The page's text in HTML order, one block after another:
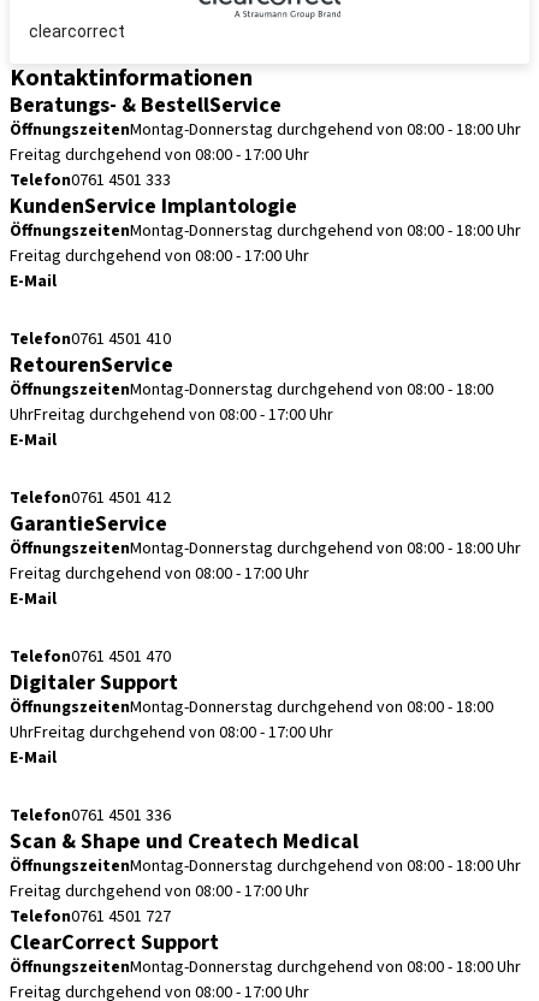
clearcorrect
Kontaktinformationen
Beratungs- & BestellService
ÖffnungszeitenMontag-Donnerstag durchgehend von 08:00 - 18:00 Uhr
Freitag durchgehend von 08:00 - 17:00 Uhr
Telefon0761 4501 333
KundenService Implantologie
ÖffnungszeitenMontag-Donnerstag durchgehend von 08:00 - 18:00 Uhr
Freitag durchgehend von 08:00 - 17:00 Uhr
E-Mail
Telefon0761 4501 410
RetourenService
ÖffnungszeitenMontag-Donnerstag durchgehend von 08:00 - 18:00
UhrFreitag durchgehend von 08:00 - 17:00 Uhr
E-Mail
Telefon0761 4501 412
GarantieService
ÖffnungszeitenMontag-Donnerstag durchgehend von 08:00 - 18:00 Uhr
Freitag durchgehend von 08:00 - 17:00 Uhr
E-Mail
Telefon0761 4501 470
Digitaler Support
ÖffnungszeitenMontag-Donnerstag durchgehend von 08:00 - 18:00
UhrFreitag durchgehend von 08:00 - 17:00 Uhr
E-Mail
Telefon0761 4501 336
Scan & Shape und Createch Medical
ÖffnungszeitenMontag-Donnerstag durchgehend von 08:00 - 18:00 Uhr
Freitag durchgehend von 08:00 - 17:00 Uhr
Telefon0761 4501 727
ClearCorrect Support
ÖffnungszeitenMontag-Donnerstag durchgehend von 08:00 - 18:00 Uhr
Freitag durchgehend von 08:00 - 17:00 Uhr